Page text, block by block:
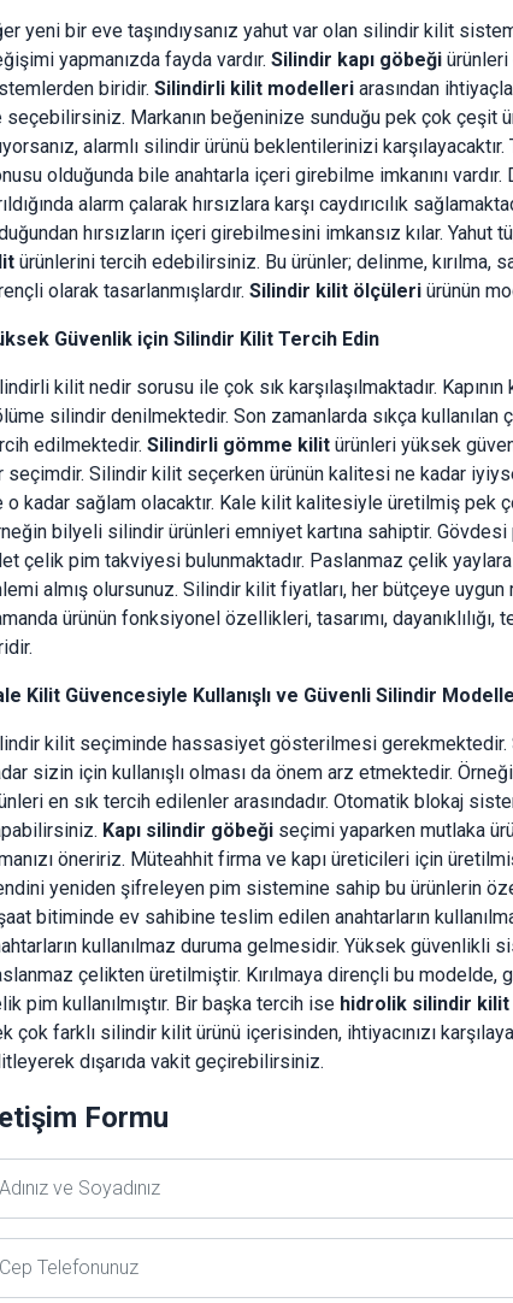
yeni bir eve taşındıysanız yahut var olan silindir kilit
yapmanızda fayda vardır. Silindir kapı göbeği
biridir. Silindirli kilit modelleri arasından
seçebilirsiniz. Markanın beğeninize sunduğu pek çok çeşit
alarmlı silindir ürünü beklentilerinizi
olduğunda bile anahtarla içeri girebilme imkanını
alarm çalarak hırsızlara karşı caydırıcılık
hırsızların içeri girebilmesini imkansız kılar.
ürünlerini tercih edebilirsiniz. Bu ürünler; delinme, kırılma,
olarak tasarlanmışlardır. Silindir kilit ölçüleri ürünün
Güvenlik için Silindir Kilit Tercih Edin
kilit nedir sorusu ile çok sık karşılaşılmaktadır.
silindir denilmektedir. Son zamanlarda sıkça
edilmektedir. Silindirli gömme kilit ürünleri yüksek
seçimdir. Silindir kilit seçerken ürünün kalitesi ne kadar
o kadar sağlam olacaktır. Kale kilit kalitesiyle üretilmiş pek
bilyeli silindir ürünleri emniyet kartına sahiptir.
çelik pim takviyesi bulunmaktadır. Paslanmaz çelik
almış olursunuz. Silindir kilit fiyatları, her bütçeye
ürünün fonksiyonel özellikleri, tasarımı,
Kilit Güvencesiyle Kullanışlı ve Güvenli Silindir
kilit seçiminde hassasiyet gösterilmesi gerekmektedir.
sizin için kullanışlı olması da önem arz etmektedir.
en sık tercih edilenler arasındadır. Otomatik blokaj
Kapı silindir göbeği seçimi yaparken mutlaka
öneririz. Müteahhit firma ve kapı üreticileri için
yeniden şifreleyen pim sistemine sahip bu ürünlerin
bitiminde ev sahibine teslim edilen anahtarların
kullanılmaz duruma gelmesidir. Yüksek güvenlikli
çelikten üretilmiştir. Kırılmaya dirençli bu
pim kullanılmıştır. Bir başka tercih ise hidrolik silindir kilit
çok farklı silindir kilit ürünü içerisinden, ihtiyacınızı
dışarıda vakit geçirebilirsiniz.
Formu